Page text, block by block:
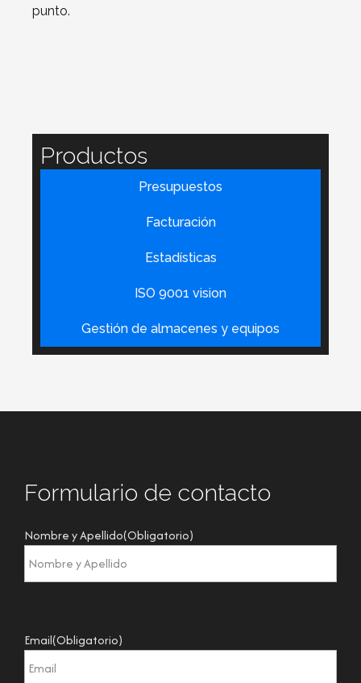
punto.
Productos
Presupuestos
Facturación
Estadísticas
ISO 9001 vision
Gestión de almacenes y equipos
Formulario de contacto
Nombre y Apellido(Obligatorio)
Email(Obligatorio)